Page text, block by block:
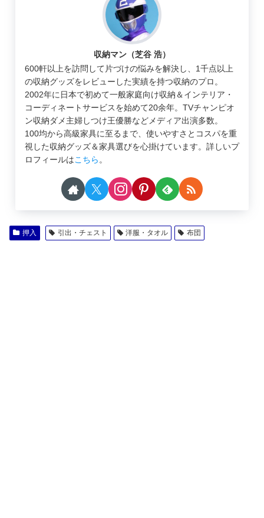
収納マン（芝谷 浩）
600軒以上を訪問して片づけの悩みを解決し、1千点以上
の収納グッズをレビューした実績を持つ収納のプロ。
2002年に日本で初めて一般家庭向け収納＆インテリア・
コーディネートサービスを始めて20余年。TVチャンピオ
ン収納ダメ主婦しつけ王優勝などメディア出演多数。
100均から高級家具に至るまで、使いやすさとコスパを重
視した収納グッズ＆家具選びを心掛けています。詳しいプ
ロフィールはこちら 。
押入 引出・チェスト 洋服・タオル 布団